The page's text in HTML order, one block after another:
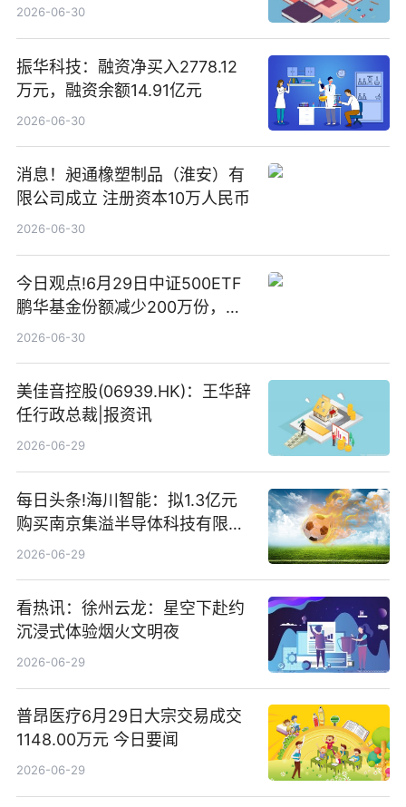
2026-06-30
振华科技：融资净买入2778.12
万元，融资余额14.91亿元
2026-06-30
消息！昶通橡塑制品（淮安）有
限公司成立 注册资本10万人民币
2026-06-30
今日观点!6月29日中证500ETF
鹏华基金份额减少200万份，重
仓股亨通光电、赤峰黄金、佰维
2026-06-30
美佳音控股(06939.HK)：王华辞
任行政总裁|报资讯
2026-06-29
每日头条!海川智能：拟1.3亿元
购买南京集溢半导体科技有限公
司15.3%股权
2026-06-29
看热讯：徐州云龙：星空下赴约
沉浸式体验烟火文明夜
2026-06-29
普昂医疗6月29日大宗交易成交
1148.00万元 今日要闻
2026-06-29